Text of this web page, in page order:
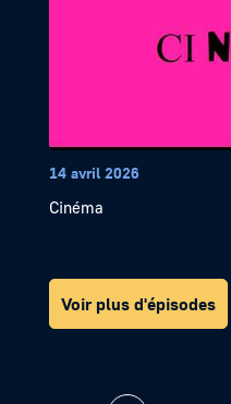
14 avril 2026
Cinéma
Voir plus d'épisodes